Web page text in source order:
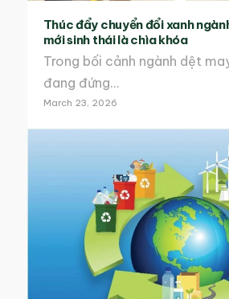
Thúc đẩy chuyển đổi xanh
mới sinh thái là chìa khóa
Trong bối cảnh ngành dệt
đang đứng…
March 23, 2026